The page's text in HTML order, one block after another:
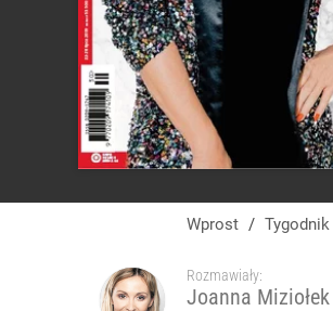
Wprost /
Rozmawiały:
Joanna Miziołek